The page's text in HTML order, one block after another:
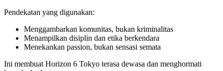
Pendekatan yang digunakan:
Menggambarkan komunitas, bukan kriminalitas
Menampilkan disiplin dan etika berkendara
Menekankan passion, bukan sensasi semata
Ini membuat Horizon 6 Tokyo terasa dewasa dan menghormati